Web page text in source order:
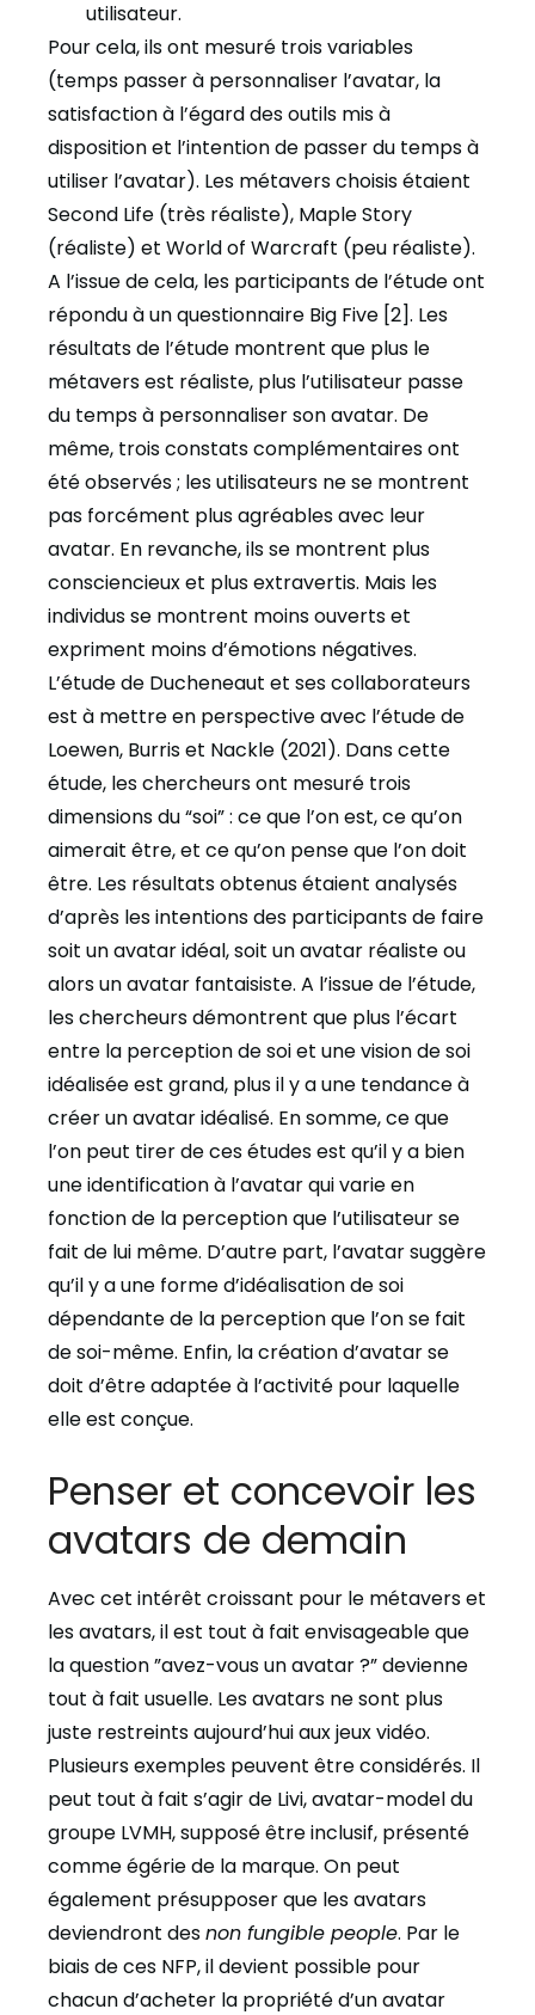
utilisateur.
Pour cela, ils ont mesuré trois variables
(temps passer à personnaliser l’avatar, la
satisfaction à l’égard des outils mis à
disposition et l’intention de passer du temps à
utiliser l’avatar). Les métavers choisis étaient
Second Life (très réaliste), Maple Story
(réaliste) et World of Warcraft (peu réaliste).
A l’issue de cela, les participants de l’étude ont
répondu à un questionnaire Big Five [2]. Les
résultats de l’étude montrent que plus le
métavers est réaliste, plus l’utilisateur passe
du temps à personnaliser son avatar. De
même, trois constats complémentaires ont
été observés ; les utilisateurs ne se montrent
pas forcément plus agréables avec leur
avatar. En revanche, ils se montrent plus
consciencieux et plus extravertis. Mais les
individus se montrent moins ouverts et
expriment moins d’émotions négatives.
L’étude de Ducheneaut et ses collaborateurs
est à mettre en perspective avec l’étude de
Loewen, Burris et Nackle (2021). Dans cette
étude, les chercheurs ont mesuré trois
dimensions du “soi” : ce que l’on est, ce qu’on
aimerait être, et ce qu’on pense que l’on doit
être. Les résultats obtenus étaient analysés
d’après les intentions des participants de faire
soit un avatar idéal, soit un avatar réaliste ou
alors un avatar fantaisiste. A l’issue de l’étude,
les chercheurs démontrent que plus l’écart
entre la perception de soi et une vision de soi
idéalisée est grand, plus il y a une tendance à
créer un avatar idéalisé. En somme, ce que
l’on peut tirer de ces études est qu’il y a bien
une identification à l’avatar qui varie en
fonction de la perception que l’utilisateur se
fait de lui même. D’autre part, l’avatar suggère
qu’il y a une forme d’idéalisation de soi
dépendante de la perception que l’on se fait
de soi-même. Enfin, la création d’avatar se
doit d’être adaptée à l’activité pour laquelle
elle est conçue.
Penser et concevoir les
avatars de demain
Avec cet intérêt croissant pour le métavers et
les avatars, il est tout à fait envisageable que
la question ”avez-vous un avatar ?” devienne
tout à fait usuelle. Les avatars ne sont plus
juste restreints aujourd’hui aux jeux vidéo.
Plusieurs exemples peuvent être considérés. Il
peut tout à fait s’agir de Livi, avatar-model du
groupe LVMH, supposé être inclusif, présenté
comme égérie de la marque. On peut
également présupposer que les avatars
deviendront desnon fungible people. Par le
biais de ces NFP, il devient possible pour
chacun d’acheter la propriété d’un avatar